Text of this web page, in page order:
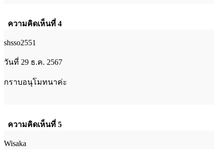
ความคิดเห็นที่ 4
shsso2551
วันที่ 29 ธ.ค. 2567
กราบอนุโมทนาค่ะ
ความคิดเห็นที่ 5
Wisaka